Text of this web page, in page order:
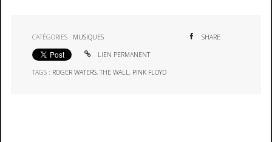
CATÉGORIES : MUSIQUES SHARE
LIEN PERMANENT
TAGS : ROGER WATERS,THE WALL, PINK FLOYD